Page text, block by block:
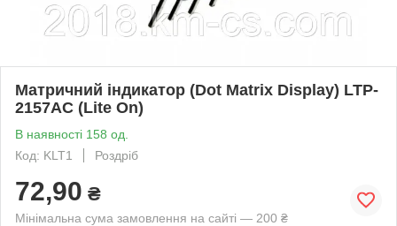
Матричний індикатор (Dot Matrix Display) LTP-
2157AC (Lite On)
В наявності 158 од.
Код: KLT1
Роздріб
72,90 ₴
Мінімальна сума замовлення на сайті — 200 ₴